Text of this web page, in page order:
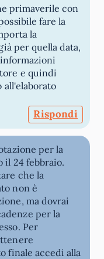
primaverile con
fare la
la
per quella data,
Rispondi
per la
il 24 febbraio.
che la
non è
ma dovrai
per la
Per
finale accedi alla